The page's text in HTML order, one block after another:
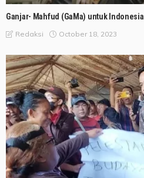
Ganjar- Mahfud (GaMa) untuk Indonesia
Redaksi October 18, 2023